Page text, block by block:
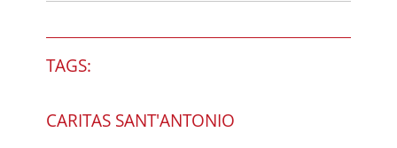
TAGS:
CARITAS SANT'ANTONIO